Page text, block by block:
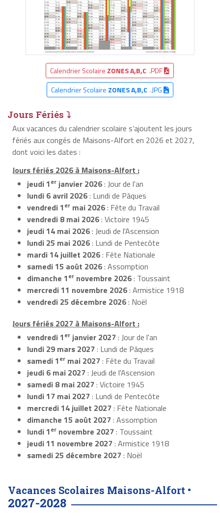
Calendrier Scolaire ZONES A,B,C .PDF
Calendrier Scolaire ZONES A,B,C.JPG
Jours Fériés ⤵
Aux vacances du calendrier scolaire s’ajoutent les jours
fériés aux congés de Maisons-Alfort en 2026 et 2027,
dont voici les dates :
Jours fériés 2026 à Maisons-Alfort :
jeudi 1er janvier 2026: Jour de l'an
lundi 6 avril 2026: Lundi de Pâques
vendredi 1er mai 2026: Fête du Travail
vendredi 8 mai 2026: Victoire 1945
jeudi 14 mai 2026: Jeudi de l'Ascension
lundi 25 mai 2026: Lundi de Pentecôte
mardi 14 juillet 2026: Fête Nationale
samedi 15 août 2026: Assomption
dimanche 1er novembre 2026: Toussaint
mercredi 11 novembre 2026: Armistice 1918
vendredi 25 décembre 2026: Noël
Jours fériés 2027 à Maisons-Alfort :
vendredi 1er janvier 2027: Jour de l'an
lundi 29 mars 2027: Lundi de Pâques
samedi 1er mai 2027: Fête du Travail
jeudi 6 mai 2027: Jeudi de l'Ascension
samedi 8 mai 2027: Victoire 1945
lundi 17 mai 2027: Lundi de Pentecôte
mercredi 14 juillet 2027: Fête Nationale
dimanche 15 août 2027: Assomption
lundi 1er novembre 2027: Toussaint
jeudi 11 novembre 2027: Armistice 1918
samedi 25 décembre 2027: Noël
Vacances Scolaires Maisons-Alfort •
2027-2028